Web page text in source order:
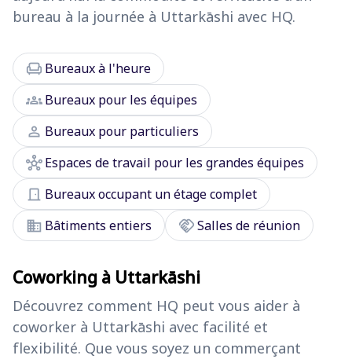
bureau à la journée à Uttarkāshi avec HQ.
chair Bureaux à l'heure
groupsBureaux pour les équipes
person Bureaux pour particuliers
hubEspaces de travail pour les grandes équipes
door_front Bureaux occupant un étage complet
domain Bâtiments entiers handshakeSalles de réunion
Coworking à Uttarkāshi
Découvrez comment HQ peut vous aider à
coworker à Uttarkāshi avec facilité et
flexibilité. Que vous soyez un commerçant